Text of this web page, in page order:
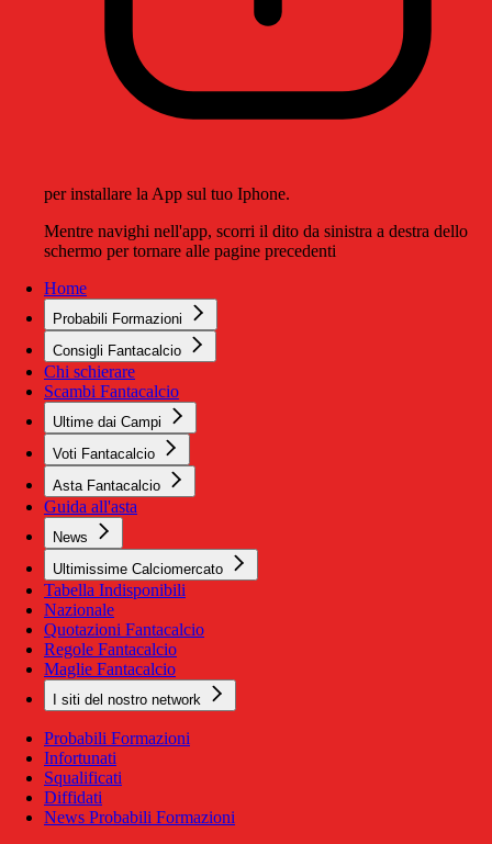
per installare la App sul tuo Iphone.
Mentre navighi nell'app, scorri il dito da sinistra a destra dello
schermo per tornare alle pagine precedenti
Home
Probabili Formazioni
Consigli Fantacalcio
Chi schierare
Scambi Fantacalcio
Ultime dai Campi
Voti Fantacalcio
Asta Fantacalcio
Guida all'asta
News
Ultimissime Calciomercato
Tabella Indisponibili
Nazionale
Quotazioni Fantacalcio
Regole Fantacalcio
Maglie Fantacalcio
I siti del nostro network
Probabili Formazioni
Infortunati
Squalificati
Diffidati
News Probabili Formazioni